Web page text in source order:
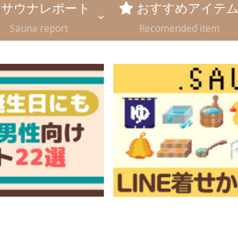
サウナレポート
Sauna report
おすすめアイテム
Recomended item